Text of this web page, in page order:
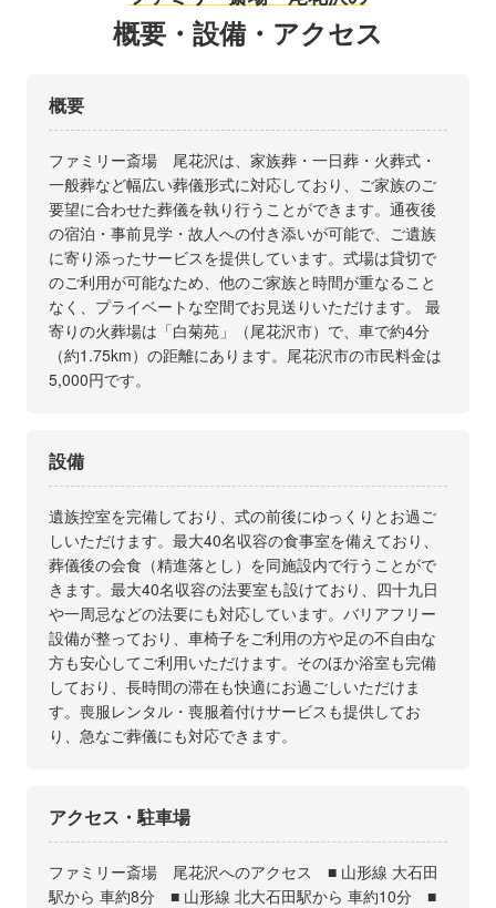
概要・設備・アクセス
概要
ファミリー斎場 尾花沢は、家族葬・一日葬・火葬式・
一般葬など幅広い葬儀形式に対応しており、ご家族のご
要望に合わせた葬儀を執り行うことができます。通夜後
の宿泊・事前見学・故人への付き添いが可能で、ご遺族
に寄り添ったサービスを提供しています。式場は貸切で
のご利用が可能なため、他のご家族と時間が重なること
なく、プライベートな空間でお見送りいただけます。 最
寄りの火葬場は「白菊苑」（尾花沢市）で、車で約4分
（約1.75km）の距離にあります。尾花沢市の市民料金は
5,000円です。
設備
遺族控室を完備しており、式の前後にゆっくりとお過ご
しいただけます。最大40名収容の食事室を備えており、
葬儀後の会食（精進落とし）を同施設内で行うことがで
きます。最大40名収容の法要室も設けており、四十九日
や一周忌などの法要にも対応しています。バリアフリー
設備が整っており、車椅子をご利用の方や足の不自由な
方も安心してご利用いただけます。そのほか浴室も完備
しており、長時間の滞在も快適にお過ごしいただけま
す。喪服レンタル・喪服着付けサービスも提供してお
り、急なご葬儀にも対応できます。
アクセス・駐車場
ファミリー斎場 尾花沢へのアクセス ■ 山形線 大石田
駅から 車約8分 ■ 山形線 北大石田駅から 車約10分 ■